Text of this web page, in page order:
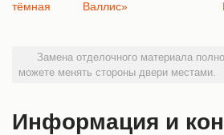
Замена отделочного материала
можете менять стороны двери местами.
Информация и